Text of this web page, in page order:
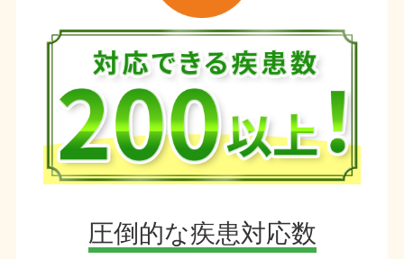
圧倒的な疾患対応数